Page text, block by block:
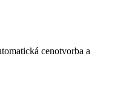
cenotvorba a